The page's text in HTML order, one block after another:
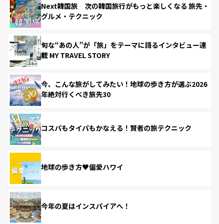
Next韓国旅 次の韓国旅行がもっと楽しくなる 旅先・
グルメ・テクニック
旬な“あの人”が「旅」をテーマに語るインタビュー連
載 MY TRAVEL STORY
今、こんな旅がしてみたい！地球の歩き方が選ぶ2026
年絶対行くべき旅先30
コスパもタイパもかなえる！賢者の旅テクニック
地球の歩き方♥偏愛ハワイ
今年の夏はインスパイアへ！